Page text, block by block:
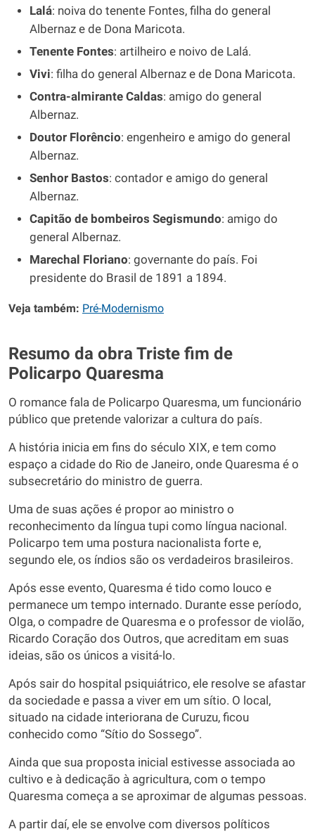
Lalá: noiva do tenente Fontes, filha do general
Albernaz e de Dona Maricota.
Tenente Fontes: artilheiro e noivo de Lalá.
Vivi: filha do general Albernaz e de Dona Maricota.
Contra-almirante Caldas: amigo do general
Albernaz.
Doutor Florêncio: engenheiro e amigo do general
Albernaz.
Senhor Bastos: contador e amigo do general
Albernaz.
Capitão de bombeiros Segismundo: amigo do
general Albernaz.
Marechal Floriano: governante do país. Foi
presidente do Brasil de 1891 a 1894.
Veja também: Pré-Modernismo
Resumo da obra Triste fim de
Policarpo Quaresma
O romance fala de Policarpo Quaresma, um funcionário
público que pretende valorizar a cultura do país.
A história inicia em fins do século XIX, e tem como
espaço a cidade do Rio de Janeiro, onde Quaresma é o
subsecretário do ministro de guerra.
Uma de suas ações é propor ao ministro o
reconhecimento da língua tupi como língua nacional.
Policarpo tem uma postura nacionalista forte e,
segundo ele, os índios são os verdadeiros brasileiros.
Após esse evento, Quaresma é tido como louco e
permanece um tempo internado. Durante esse período,
Olga, o compadre de Quaresma e o professor de violão,
Ricardo Coração dos Outros, que acreditam em suas
ideias, são os únicos a visitá-lo.
Após sair do hospital psiquiátrico, ele resolve se afastar
da sociedade e passa a viver em um sítio. O local,
situado na cidade interiorana de Curuzu, ficou
conhecido como “Sítio do Sossego”.
Ainda que sua proposta inicial estivesse associada ao
cultivo e à dedicação à agricultura, com o tempo
Quaresma começa a se aproximar de algumas pessoas.
A partir daí, ele se envolve com diversos políticos